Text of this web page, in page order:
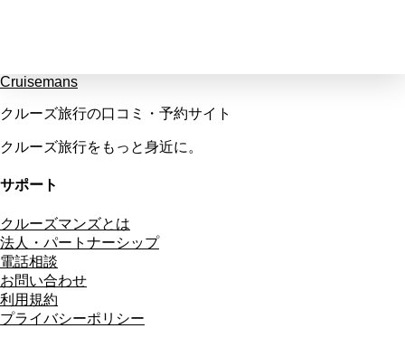
Cruisemans
クルーズ旅行の口コミ・予約サイト
クルーズ旅行をもっと身近に。
サポート
クルーズマンズとは
法人・パートナーシップ
電話相談
お問い合わせ
利用規約
プライバシーポリシー